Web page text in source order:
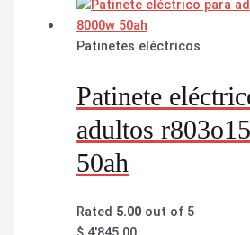
Patinetes eléctricos
Patinete
adultos
50ah
Rated 5.00 out of 5